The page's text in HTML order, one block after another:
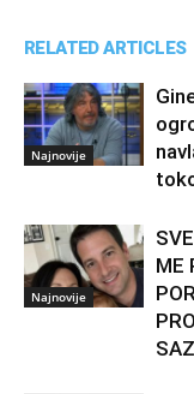
RELATED ARTICLES
Najnovije
Najnovije
ME